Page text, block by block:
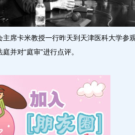
卡米教授一行昨天到天津医科大学参
并对“庭审”进行点评。